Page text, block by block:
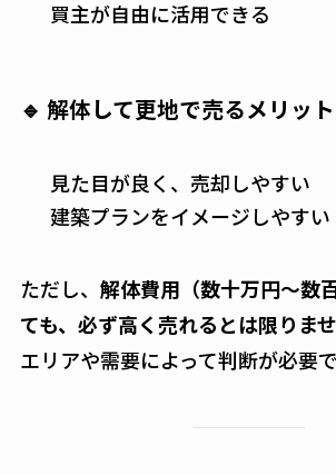
買主が自由に活用できる
🔹 解体して更地で売るメリット
見た目が良く、売却しやすい
建築プランをイメージしやすい
ただし、 解体費用（数十万円〜数
ても、必ず高く売れるとは限りませ
エリアや需要によって判断が必要で